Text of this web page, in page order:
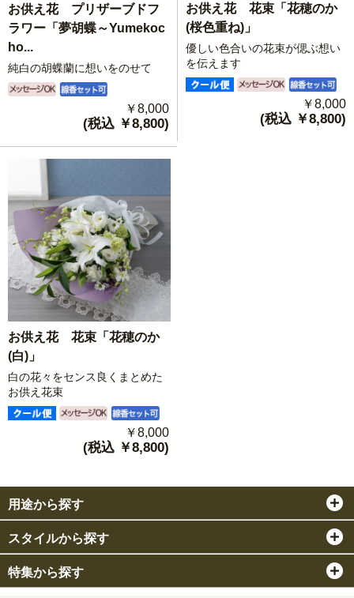
お供え花 プリザーブドフ
ラワー「夢胡蝶～Yumekoc
ho...
純白の胡蝶蘭に想いをのせて
￥8,000
(税込 ￥8,800)
お供え花 花束「花穂のか
(桜色重ね)」
優しい色合いの花束が偲ぶ想い
を伝えます
￥8,000
(税込 ￥8,800)
お供え花 花束「花穂のか
(白)」
白の花々をセンス良くまとめた
お供え花束
￥8,000
(税込 ￥8,800)
用途から探す
スタイルから探す
特集から探す